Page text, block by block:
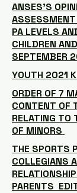
ANSES'S
ASSESSMENT
PA LEVELS
CHILDREN
SEPTEMBER
YOUTH 2021
ORDER OF 7
CONTENT OF
RELATING TO
OF MINORS
THE SPORTS
COLLEGIANS
PARENTS